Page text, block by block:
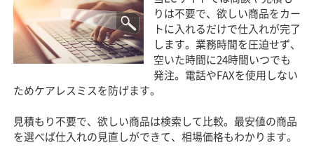
りは不要で、欲しい商品をカー
トに入れるだけで仕入れが完了
します。業務時間を圧迫せず、
空いた時間に24時間いつでも
発注。電話やFAXを使用しない
ためケアレスミスを防げます。
見積もり不要で、欲しい商品は検索して比較。最安値の商品
を選べば仕入れの見直しができて、相場価格もわかります。